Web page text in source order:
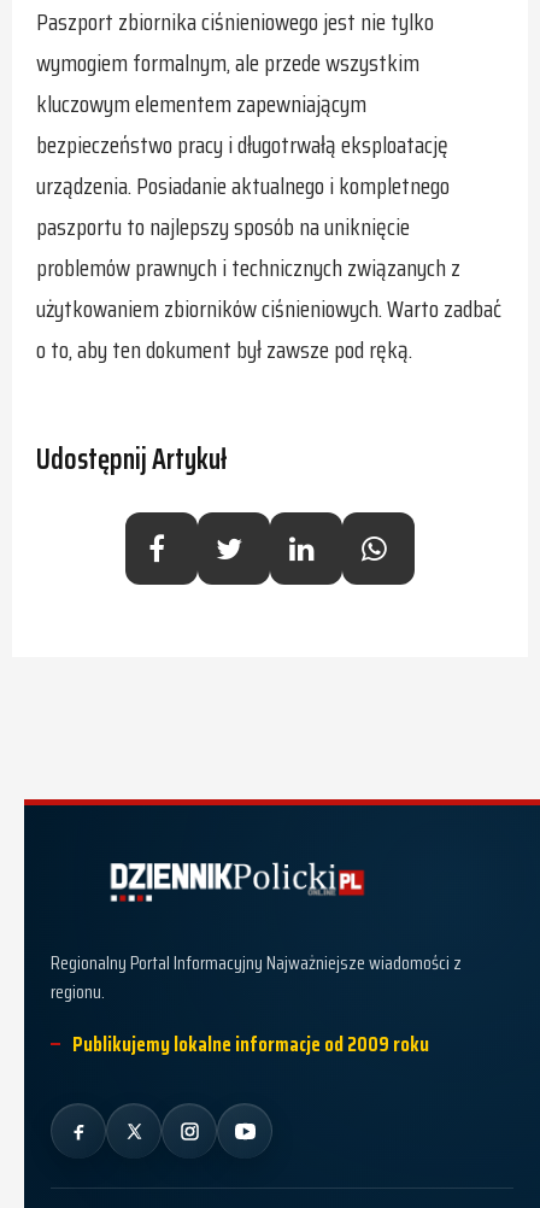
Paszport zbiornika ciśnieniowego jest nie tylko
wymogiem formalnym, ale przede wszystkim
kluczowym elementem zapewniającym
bezpieczeństwo pracy i długotrwałą eksploatację
urządzenia. Posiadanie aktualnego i kompletnego
paszportu to najlepszy sposób na uniknięcie
problemów prawnych i technicznych związanych z
użytkowaniem zbiorników ciśnieniowych. Warto zadbać
o to, aby ten dokument był zawsze pod ręką.
Udostępnij Artykuł
Regionalny Portal Informacyjny Najważniejsze wiadomości z
regionu.
Publikujemy lokalne informacje od 2009 roku